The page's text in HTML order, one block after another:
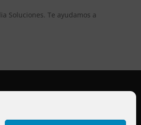
Soluciones. Te ayudamos a